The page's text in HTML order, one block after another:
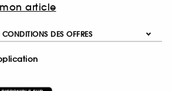
article
CONDITIONS DES OFFRES